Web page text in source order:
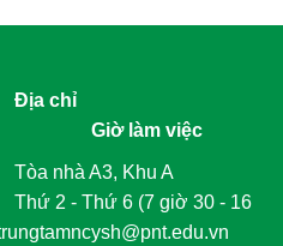
Địa chỉ
Giờ làm việc
Tòa nhà A3, Khu A
Thứ 2 - Thứ 6 (7 giờ 30 - 16
trungtamncysh@pnt.edu.vn